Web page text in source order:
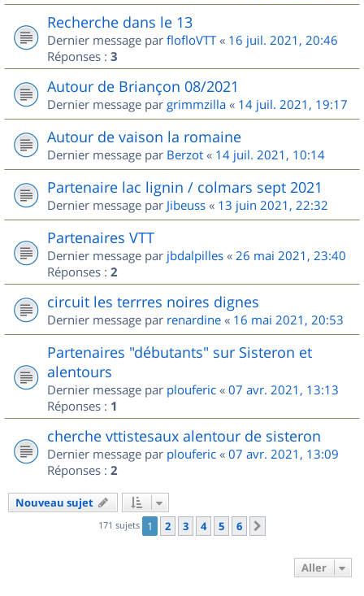
Recherche dans le 13
Dernier message par flofloVTT« 16 juil. 2021, 20:46
Réponses : 3
Autour de Briançon 08/2021
Dernier message par grimmzilla « 14 juil. 2021, 19:17
Autour de vaison la romaine
Dernier message par Berzot « 14 juil. 2021, 10:14
Partenaire lac lignin / colmars sept 2021
Dernier message par Jibeuss « 13 juin 2021, 22:32
Partenaires VTT
Dernier message par jbdalpilles « 26 mai 2021, 23:40
Réponses : 2
circuit les terrres noires dignes
Dernier message par renardine « 16 mai 2021, 20:53
Partenaires "débutants" sur Sisteron et
alentours
Dernier message par plouferic « 07 avr. 2021, 13:13
Réponses : 1
cherche vttistesaux alentour de sisteron
Dernier message par plouferic « 07 avr. 2021, 13:09
Réponses : 2
Nouveau sujet
171 sujets 1 2 3 4 5 6
Aller